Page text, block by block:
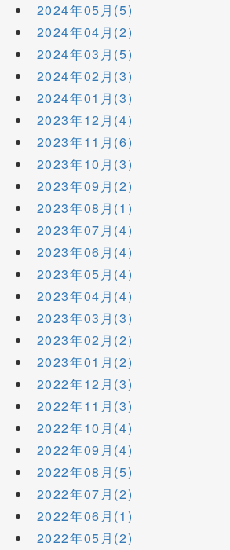
2024年05月(5)
2024年04月(2)
2024年03月(5)
2024年02月(3)
2024年01月(3)
2023年12月(4)
2023年11月(6)
2023年10月(3)
2023年09月(2)
2023年08月(1)
2023年07月(4)
2023年06月(4)
2023年05月(4)
2023年04月(4)
2023年03月(3)
2023年02月(2)
2023年01月(2)
2022年12月(3)
2022年11月(3)
2022年10月(4)
2022年09月(4)
2022年08月(5)
2022年07月(2)
2022年06月(1)
2022年05月(2)